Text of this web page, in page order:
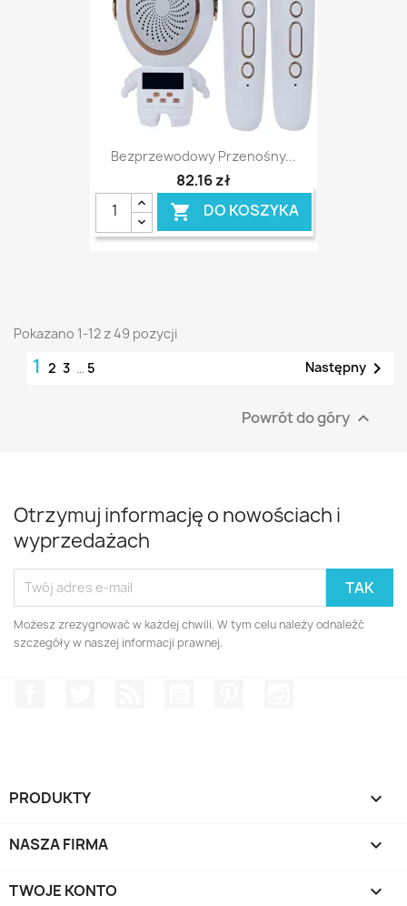
Bezprzewodowy Przenośny...
82,16 zł
 DO KOSZYKA
Pokazano 1-12 z 49 pozycji
1 2 3 … 5 Następny 
Powrót do góry 
Otrzymuj informację o nowościach i
wyprzedażach
Możesz zrezygnować w każdej chwili. W tym celu należy odnaleźć
szczegóły w naszej informacji prawnej.
PRODUKTY 
NASZA FIRMA 
TWOJE KONTO 